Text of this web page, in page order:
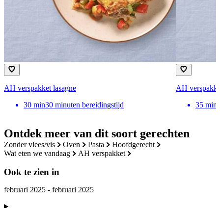
Ontdek meer van dit soort gerechten
zonder vlees/vis oven pasta
hoofdgerecht
wat eten we vandaag
AH verspakket
Ook te zien in
februari 2025 - februari 2025
AH verspakket lasagne
30 min30 minuten bereidingstijd
AH
35 min